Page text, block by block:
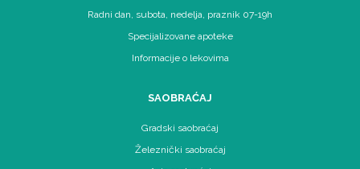
Radni dan, subota, nedelja, praznik 07-19h
Specijalizovane apoteke
Informacije o lekovima
SAOBRAĆAJ
Gradski saobraćaj
Železnički saobraćaj